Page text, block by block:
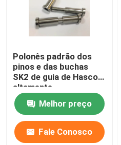
Polonês padrão dos
pinos e das buchas
SK2 de guia de Hasco
altamente
personalizado
Melhor preço
Fale Conosco